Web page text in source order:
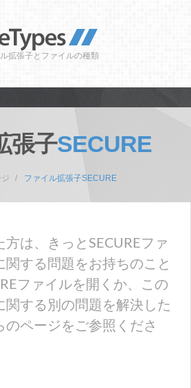
拡張子とファイルの種類
張子SECURE
ファイル拡張子SECURE
は、きっとSECUREファ
関する問題をお持ちのこと
ファイルを開くか、この
関する別の問題を解決した
のページをご参照くださ